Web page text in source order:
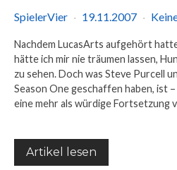
SpielerVier 19.11.2007
Nachdem LucasArts aufgehört
hätte ich mir nie träumen lassen,
zu sehen. Doch was Steve Purcell
Season One geschaffen haben, ist
eine mehr als würdige Fortsetzung
Artikel lesen